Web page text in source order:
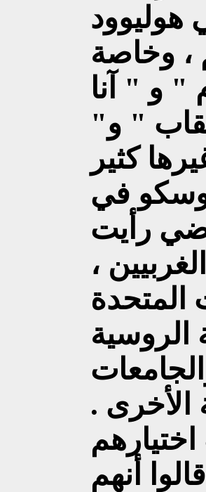
هوليوود
، وخاصة
" و " آنا
" و"
في
رأيت
،
المتحدة
الروسية
الأخرى .
أنهم